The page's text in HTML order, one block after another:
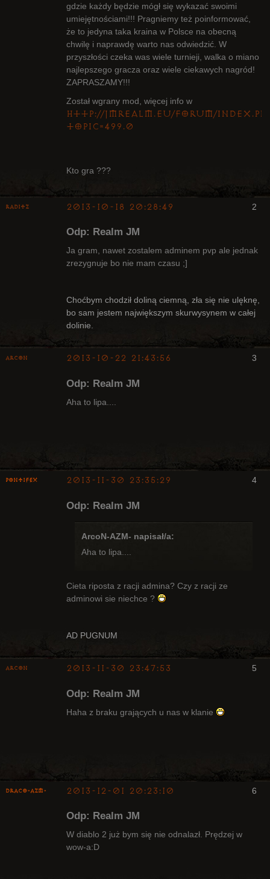
gdzie każdy będzie mógł się wykazać swoimi
umiejętnościami!!! Pragniemy też poinformować,
że to jedyna taka kraina w Polsce na obecną
chwilę i naprawdę warto nas odwiedzić. W
przyszłości czeka was wiele turnieji, walka o miano
najlepszego gracza oraz wiele ciekawych nagród!
ZAPRASZAMY!!!
Został wgrany mod, więcej info w
http://jmrealm.eu/forum/
topic=499.0
Kto gra ???
2
Raditz 2013-10-18 20:28:49
Odp: Realm JM
Ja gram, nawet zostalem adminem pvp ale jednak
zrezygnuje bo nie mam czasu ;]
Choćbym chodził doliną ciemną, zła się nie ulęknę,
bo sam jestem największym skurwysynem w całej
dolinie.
3
Arcon 2013-10-22 21:43:56
Odp: Realm JM
Aha to lipa....
4
pontifex 2013-11-30 23:35:29
Odp: Realm JM
ArcoN-AZM- napisał/a:
Aha to lipa....
Cieta riposta z racji admina? Czy z racji ze
adminowi sie niechce ?
AD PUGNUM
5
Arcon 2013-11-30 23:47:53
Odp: Realm JM
Haha z braku grających u nas w klanie
6
Draco-AZM- 2013-12-01 20:23:10
Odp: Realm JM
W diablo 2 już bym się nie odnalazł. Prędzej w
wow-a:D